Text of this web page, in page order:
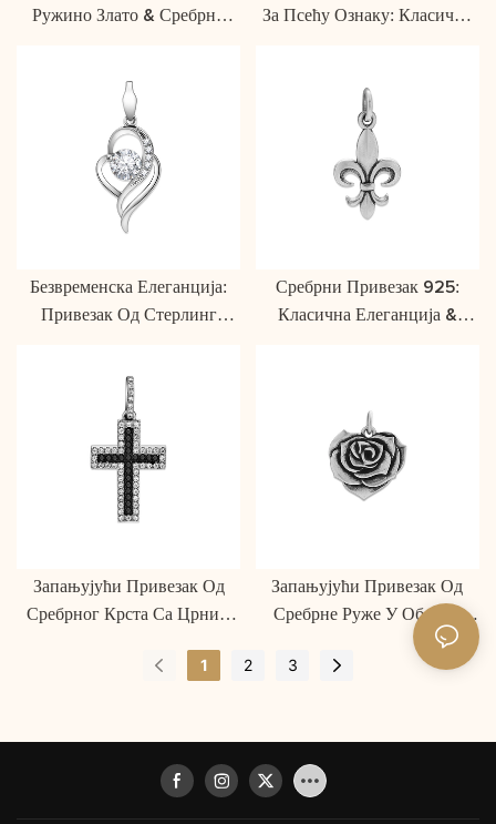
Ружино Злато & Сребрни
За Псећу Ознаку: Класична
Безвременска Елеганција:
Привезак Од Стерлинг
Сребрни Привезак 925:
Класична Елеганција &
Запањујући Привезак Од
Сребрног Крста Са Црним
Запањујући Привезак Од
Сребрне Руже У Облику
Срца: Безвременска
Елеганција
1 2 3